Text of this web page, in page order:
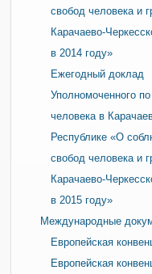
свобод человека и
Карачаево-
в 2014 году»
Ежегодный доклад
Уполномоченного
человека в
Республике «О
свобод человека и
Карачаево-
в 2015 году»
Международные
Европейская
Европейская